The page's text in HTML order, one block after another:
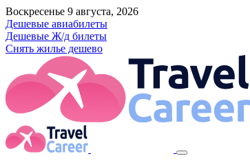
Воскресенье 9 августа, 2026
Дешевые авиабилеты
Дешевые Ж/д билеты
Снять жилье дешево